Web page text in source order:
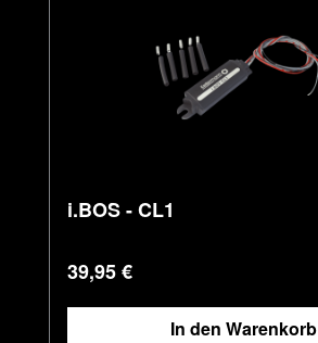
i.BOS - CL1
Regulärer Preis:
39,95 €
In den Warenkorb